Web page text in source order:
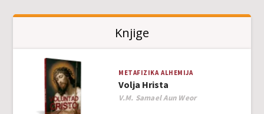
Knjige
METAFIZIKA ALHEMIJA
Volja Hrista
Author
V.M. Samael Aun Weor